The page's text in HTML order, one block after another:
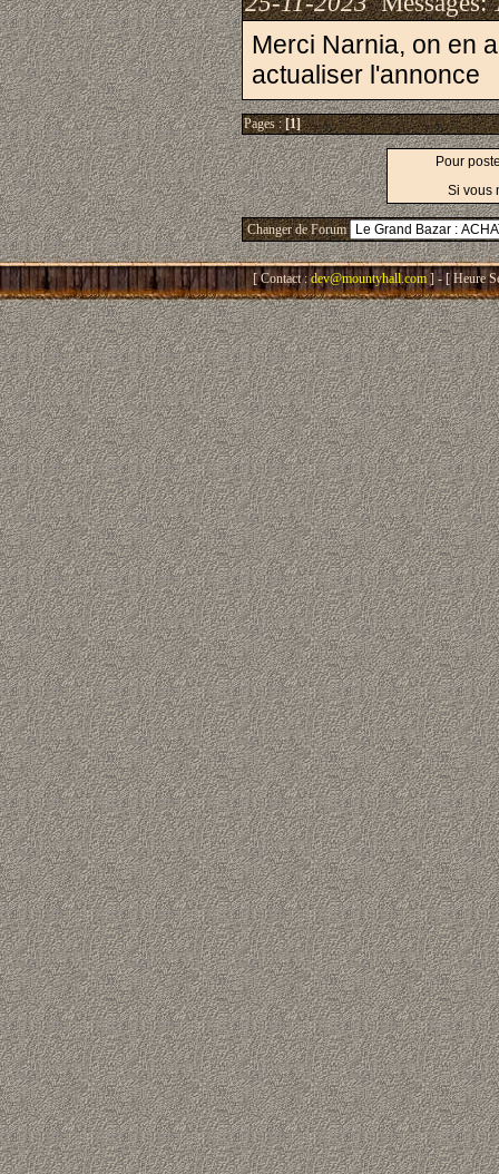
Merci Narnia, on en
actualiser l'annonce
Pages :[1]
Pour
Si vous
Changer de Forum
[ Contact : dev@mountyhall.com ] - [ Heure